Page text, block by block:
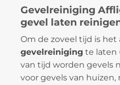
Gevelreiniging
gevel laten
Om de zoveel tijd is het
gevelreiniging te laten
van tijd worden gevels
voor gevels van huizen,